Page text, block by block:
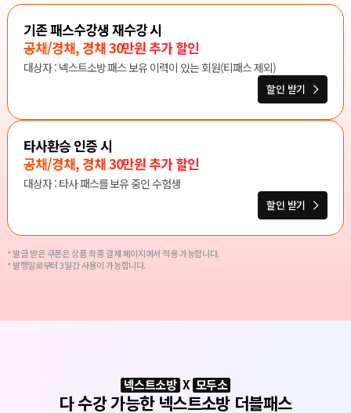
기존 패스수강생 재수강 시
공채/경채, 경채 30만원 추가 할인
대상자 : 넥스트소방 패스 보유 이력이 있는 회원(티패스 제외)
할인 받기
타사환승 인증 시
공채/경채, 경채 30만원 추가 할인
대상자 : 타사 패스를 보유 중인 수험생
할인 받기
* 발급 받은 쿠폰은 상품 최종 결제 페이지에서 적용 가능합니다.
* 발행일로부터 3일간 사용이 가능합니다.
넥스트소방X 모두소
다 수강 가능한 넥스트소방 더블패스